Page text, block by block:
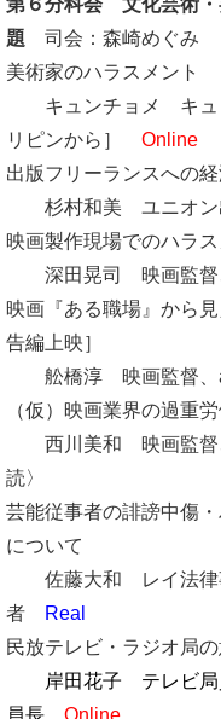
第６分科会 文化芸術
題 司会：森崎めぐみ
美術家のハラスメント
キュンチョメ キュ
リピンから］ Online
出版フリーランスへの
杉村和美 ユニオン
映画製作現場でのハラ
深田晃司 映画監督
映画『ある職場』から
告編上映］
舩橋淳 映画監督、
（仮）映画業界の過重
西川美和 映画監督
読〉
芸能従事者の誹謗中傷
について
佐藤大和 レイ法律事
者
Real
民放テレビ・ラジオ局
岸田花子 テレビ局
員長 Online